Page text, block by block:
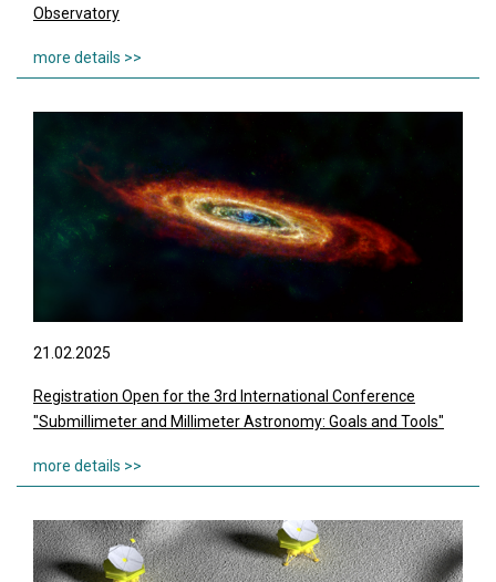
Observatory
21.02.2025
Registration Open for the 3rd International Conference
"Submillimeter and Millimeter Astronomy: Goals and Tools"